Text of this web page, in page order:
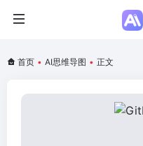
首页 • AI思维导图 • 正文